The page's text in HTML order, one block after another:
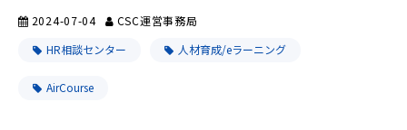
2024-07-04
CSC運営事務局
HR相談センター
人材育成/eラーニング
AirCourse